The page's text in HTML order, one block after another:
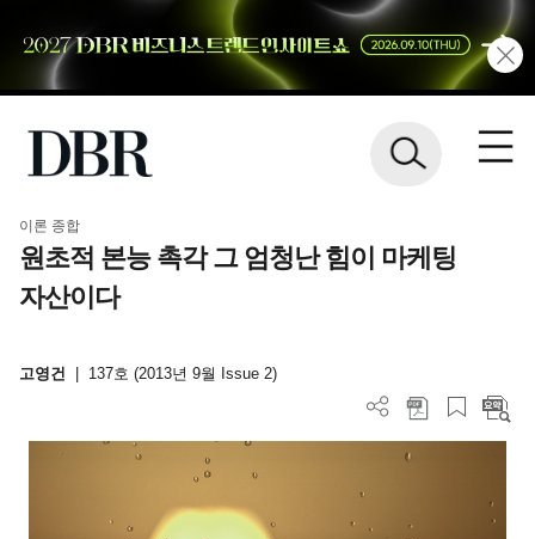
이론 종합
원초적 본능 촉각 그 엄청난 힘이 마케팅
자산이다
고영건 137호 (2013년 9월 Issue 2)